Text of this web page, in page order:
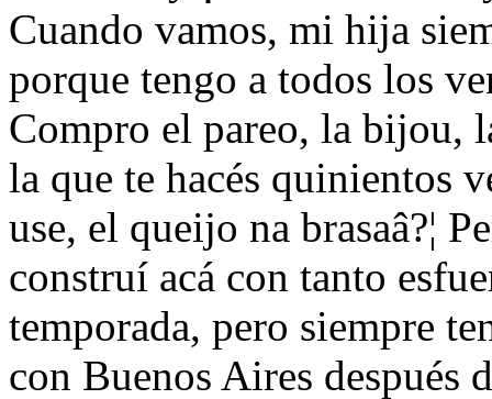
Cuando vamos, mi hija
porque tengo a todos los
Compro el pareo, la bijou,
la que te hacés quinientos
use, el queijo na brasaâ?¦
construí acá con tanto
temporada, pero siempre
con Buenos Aires después